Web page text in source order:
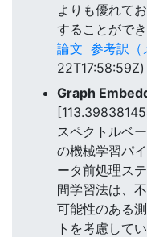
よりも優れて
することができ
論文 参考訳（
22T17:58:59Z)
Graph
スペクトルベ
の機械学習パ
ータ前処理ス
間学習法は、
可能性のある
トを考慮してい